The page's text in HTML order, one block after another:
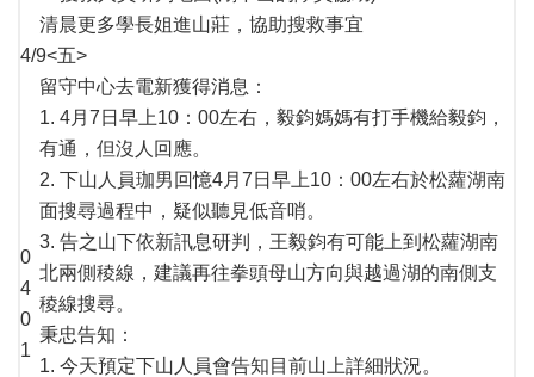
清晨更多學長姐進山莊，協助搜救事宜
4/9<五>
0
4
0
1
留守中心去電新獲得消息：
1. 4月7日早上10：00左右，毅鈞媽媽有打手機給毅鈞，
有通，但沒人回應。
2. 下山人員珈男回憶4月7日早上10：00左右於松蘿湖南
面搜尋過程中，疑似聽見低音哨。
3. 告之山下依新訊息研判，王毅鈞有可能上到松蘿湖南
北兩側稜線，建議再往拳頭母山方向與越過湖的南側支
稜線搜尋。
秉忠告知：
1. 今天預定下山人員會告知目前山上詳細狀況。